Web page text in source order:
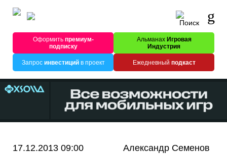
Оформитьпремиум-
подписку
Альманах Игровая
Индустрия
Запрос инвестицийв проект Ежедневный подкаст
17.12.2013 09:00 Александр Семенов